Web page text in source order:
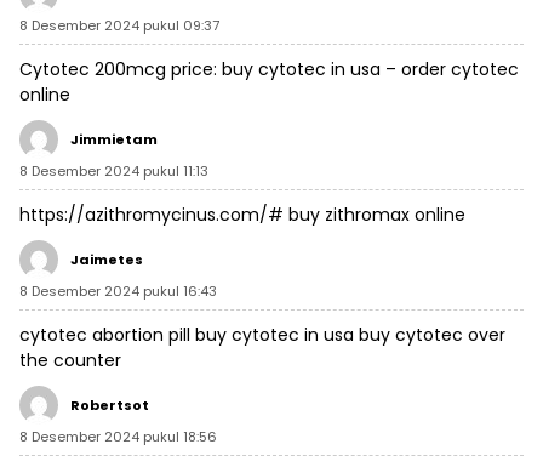
8 Desember 2024 pukul 09:37
Cytotec 200mcg price: buy cytotec in usa – order cytotec
online
Jimmietam
8 Desember 2024 pukul 11:13
https://azithromycinus.com/# buy zithromax online
Jaimetes
8 Desember 2024 pukul 16:43
cytotec abortion pill buy cytotec in usa buy cytotec over
the counter
Robertsot
8 Desember 2024 pukul 18:56